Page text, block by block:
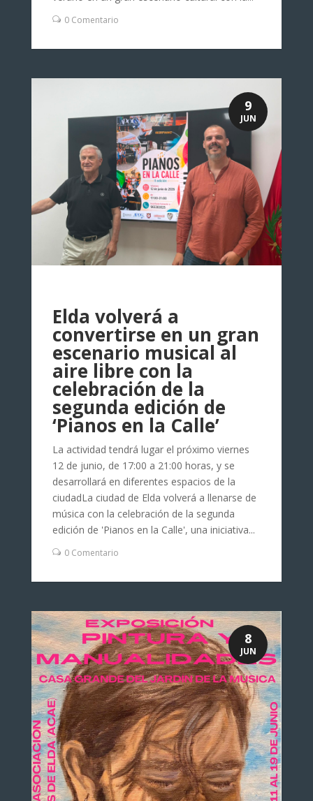
0 Comentario
Elda volverá a
convertirse en un gran
escenario musical al
aire libre con la
celebración de la
segunda edición de
‘Pianos en la Calle’
La actividad tendrá lugar el próximo viernes
12 de junio, de 17:00 a 21:00 horas, y se
desarrollará en diferentes espacios de la
ciudadLa ciudad de Elda volverá a llenarse de
música con la celebración de la segunda
edición de 'Pianos en la Calle', una iniciativa...
0 Comentario
9
JUN
8
JUN